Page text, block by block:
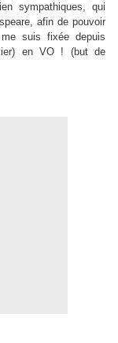
sympathiques, qui
afin de pouvoir
suis fixée depuis
en VO ! (but de